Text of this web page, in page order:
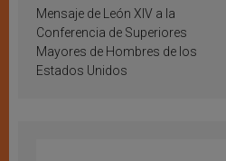
inspiración y santificación
Mensaje de León XIV a la
Conferencia de Superiores
Mayores de Hombres de los
Estados Unidos